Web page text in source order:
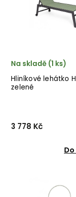
Hliníkové lehátko
zelené
Na skladě (1 ks)
3 778 Kč
BIZZOTTO v